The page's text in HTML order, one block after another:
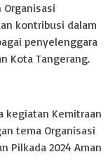
Organisasi
kontribusi dalam
penyelenggara
Kota Tangerang.
kegiatan Kemitraan
tema Organisasi
Pilkada 2024 Aman